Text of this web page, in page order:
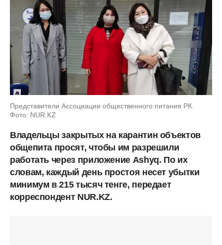
Представители Ассоциации общественного питания РК.
Фото: NUR.KZ
Владельцы закрытых на карантин объектов
общепита просят, чтобы им разрешили
работать через приложение Ashyq. По их
словам, каждый день простоя несет убытки
минимум в 215 тысяч тенге, передает
корреспондент NUR.KZ.